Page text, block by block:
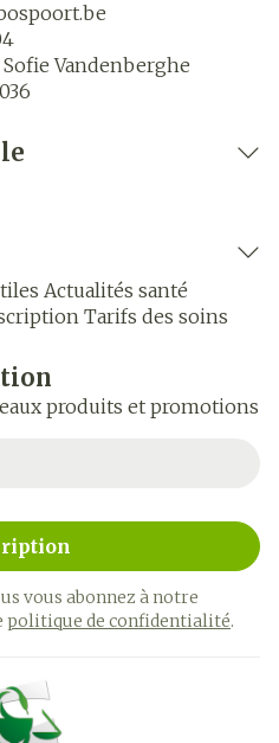
Sofie Vandenberghe
Actualités santé
Tarifs des soins
produits et promotions
vous abonnez à notre
politique de confidentialité.